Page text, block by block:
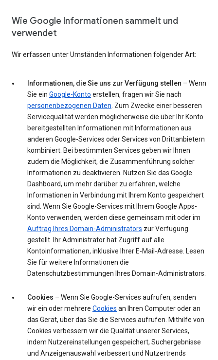
Wie Google Informationen sammelt und
verwendet
Wir erfassen unter Umständen Informationen folgender Art:
Informationen, die Sie uns zur Verfügung stellen – Wenn
Sie ein Google-Konto erstellen, fragen wir Sie nach
personenbezogenen Daten . Zum Zwecke einer besseren
Servicequalität werden möglicherweise die über Ihr Konto
bereitgestellten Informationen mit Informationen aus
anderen Google-Services oder Services von Drittanbietern
kombiniert. Bei bestimmten Services geben wir Ihnen
zudem die Möglichkeit, die Zusammenführung solcher
Informationen zu deaktivieren. Nutzen Sie das Google
Dashboard, um mehr darüber zu erfahren, welche
Informationen in Verbindung mit Ihrem Konto gespeichert
sind. Wenn Sie Google-Services mit Ihrem Google Apps-
Konto verwenden, werden diese gemeinsam mit oder im
Auftrag Ihres Domain-Administrators zur Verfügung
gestellt. Ihr Administrator hat Zugriff auf alle
Kontoinformationen, inklusive Ihrer E-Mail-Adresse. Lesen
Sie für weitere Informationen die
Datenschutzbestimmungen Ihres Domain-Administrators.
Cookies – Wenn Sie Google-Services aufrufen, senden
wir ein oder mehrere Cookies an Ihren Computer oder an
das Gerät, über das Sie die Services aufrufen. Mithilfe von
Cookies verbessern wir die Qualität unserer Services,
indem Nutzereinstellungen gespeichert, Suchergebnisse
und Anzeigenauswahl verbessert und Nutzertrends